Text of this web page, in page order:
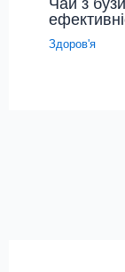
Здоров'я